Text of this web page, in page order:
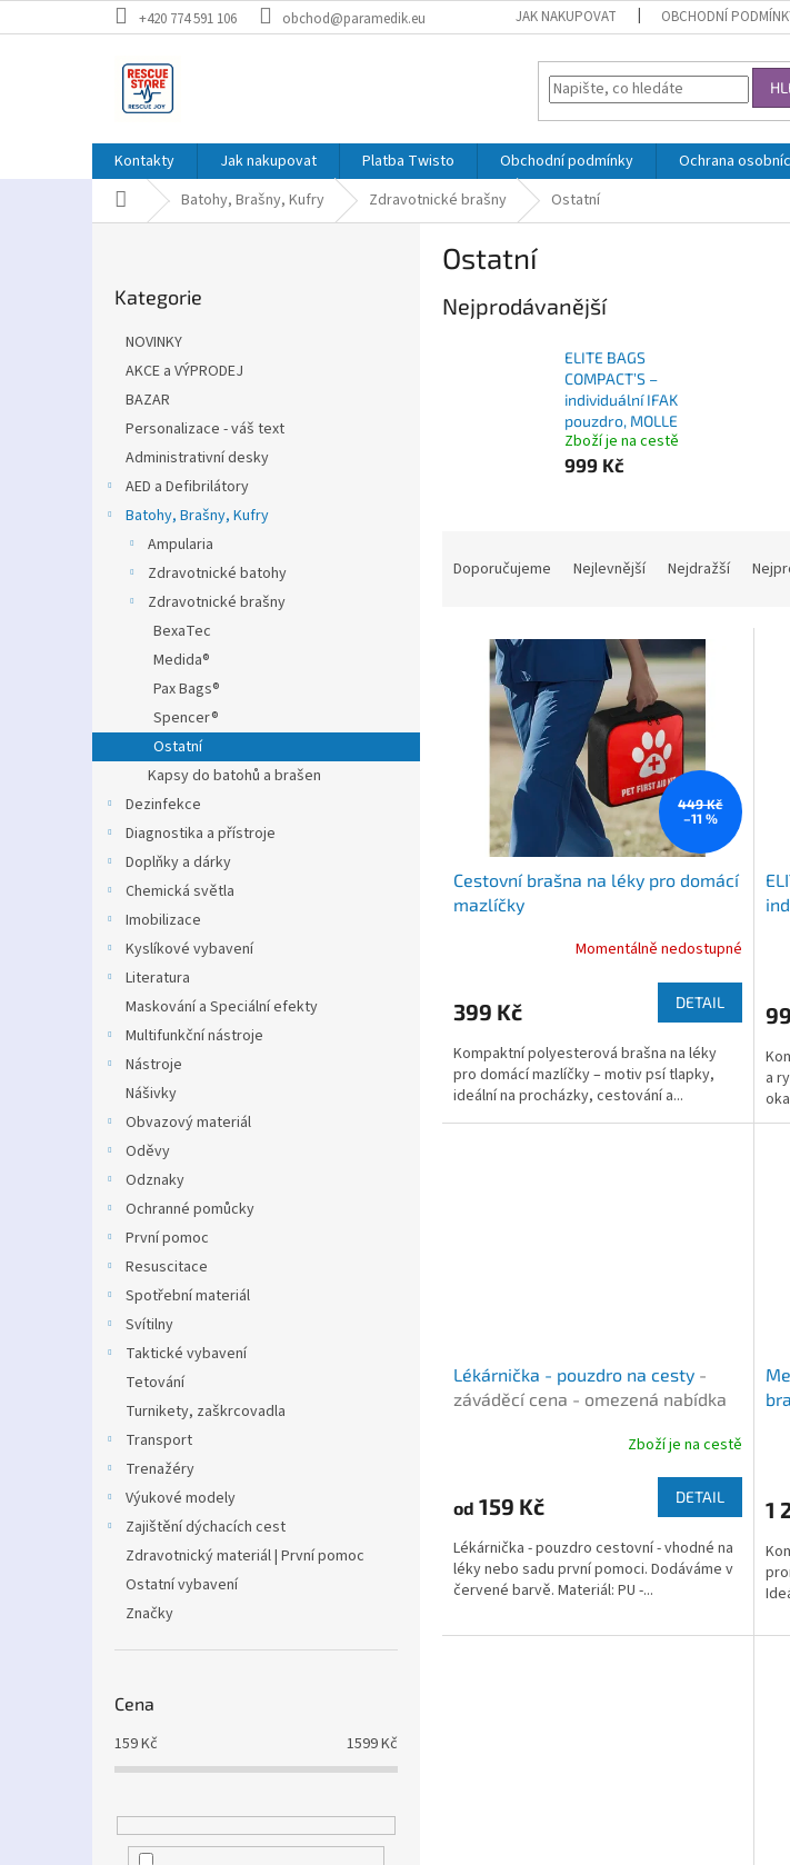
na
+420 774 591 106 obchod@paramedik.eu JAK NAKUPOVAT OBCHODNÍ
Kontakty Jak nakupovat Platba Twisto Obchodní podmínky Ochrana
Domů Batohy, Brašny, Kufry Zdravotnické brašny Ostatní
kategorie
Kategorie
NOVINKY
AKCE a VÝPRODEJ
BAZAR
Personalizace - váš text
Administrativní desky
AED a Defibrilátory
Batohy, Brašny, Kufry
Ampularia
Zdravotnické batohy
Zdravotnické brašny
BexaTec
Medida®
Pax Bags®
Spencer®
Ostatní
Kapsy do batohů a brašen
Dezinfekce
Diagnostika a přístroje
Doplňky a dárky
Chemická světla
Imobilizace
Kyslíkové vybavení
Literatura
Maskování a Speciální efekty
Multifunkční nástroje
Nástroje
Nášivky
Obvazový materiál
Oděvy
Odznaky
Ochranné pomůcky
První pomoc
Resuscitace
Spotřební materiál
Svítilny
Taktické vybavení
Tetování
Turnikety, zaškrcovadla
Transport
Trenažéry
Výukové modely
Zajištění dýchacích cest
Zdravotnický materiál | První pomoc
Ostatní vybavení
Značky
Cena
159Kč 1599Kč
Ostatní
Nejprodávanější
ELITE BAGS
COMPACT’S –
individuální IFAK
pouzdro, MOLLE
Zboží je na cestě
999 Kč
Doporučujeme Nejlevnější Nejdražší
449 Kč
–11 %
Cestovní brašna na léky pro domácí
mazlíčky
Momentálně nedostupné
399 Kč DETAIL
Kompaktní polyesterová brašna na léky
pro domácí mazlíčky – motiv psí tlapky,
ideální na procházky, cestování a...
a
Lékárnička - pouzdro na cesty -
záváděcí cena - omezená nabídka
Zboží je na cestě
od 159 Kč DETAIL
Lékárnička - pouzdro cestovní - vhodné na
léky nebo sadu první pomoci. Dodáváme v
červené barvě. Materiál: PU -...
1